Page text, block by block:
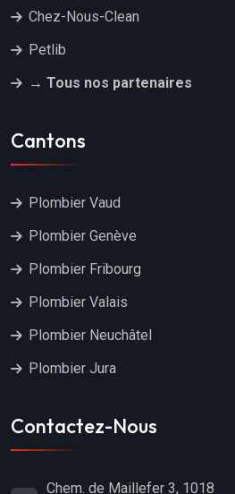
Chez-Nous-Clean
Petlib
→ Tous nos partenaires
Cantons
Plombier Vaud
Plombier Genève
Plombier Fribourg
Plombier Valais
Plombier Neuchâtel
Plombier Jura
Contactez-Nous
Chem. de Maillefer 3, 1018